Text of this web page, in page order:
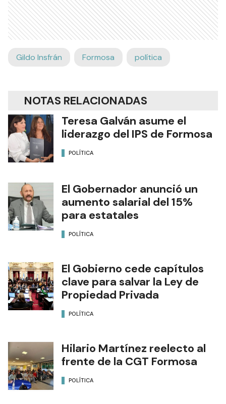
Gildo Insfrán Formosa política
NOTAS RELACIONADAS
Teresa Galván asume el
liderazgo del IPS de Formosa
POLÍTICA
El Gobernador anunció un
aumento salarial del 15%
para estatales
POLÍTICA
El Gobierno cede capítulos
clave para salvar la Ley de
Propiedad Privada
POLÍTICA
Hilario Martínez reelecto al
frente de la CGT Formosa
POLÍTICA